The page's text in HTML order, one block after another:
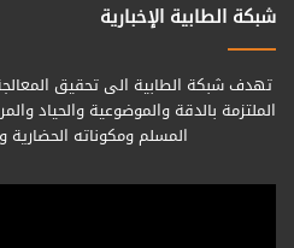
شبكة الطابية الإخبارية
تهدف شبكة الطابية الى تحقيق المعالجة
الملتزمة بالدقة والموضوعية والحياد
المسلم ومكوناته الحضارية